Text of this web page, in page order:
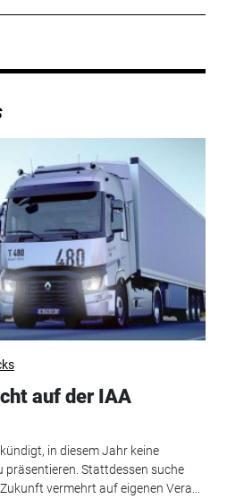
auf der IAA
in diesem Jahr keine
präsentieren. Stattdessen suche
vermehrt auf eigenen Vera...